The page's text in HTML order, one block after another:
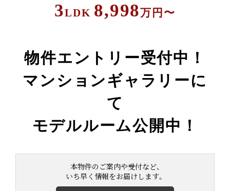
3LDK 8,998万円〜
物件エントリー受付中！
マンションギャラリーに
て
モデルルーム公開中！
本物件のご案内や受付など、
いち早く情報をお届けします。